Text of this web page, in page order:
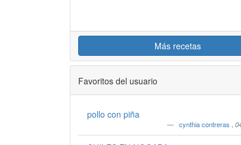
Más recetas
Favoritos del usuario
pollo con piña
cynthia contreras ,